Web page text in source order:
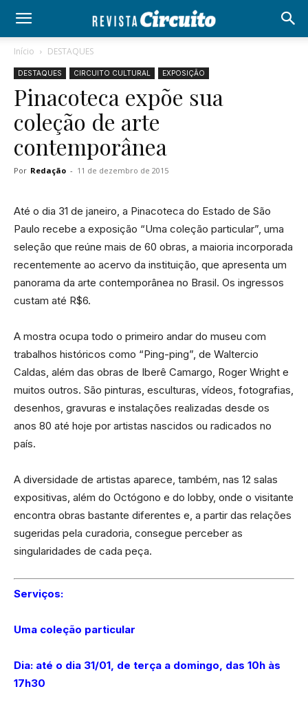
Início DESTAQUES
DESTAQUES CIRCUITO CULTURAL EXPOSIÇÃO
Pinacoteca expõe sua
coleção de arte
contemporânea
Por Redação - 11 de dezembro de 2015
Até o dia 31 de janeiro, a Pinacoteca do Estado de São
Paulo recebe a exposição “Uma coleção particular”, uma
seleção que reúne mais de 60 obras, a maioria incorporada
recentemente ao acervo da instituição, que apresenta um
panorama da arte contemporânea no Brasil. Os ingressos
custam até R$6.
A mostra ocupa todo o primeiro andar do museu com
trabalhos históricos como “Ping-ping”, de Waltercio
Caldas, além das obras de Iberê Camargo, Roger Wright e
muitos outros. São pinturas, esculturas, vídeos, fotografias,
desenhos, gravuras e instalações realizadas desde os
anos 80 até hoje por artistas nascidos ou radicados no
país.
A diversidade de artistas aparece, também, nas 12 salas
expositivas, além do Octógono e do lobby, onde o visitante
encontra obras bastante diferentes e, a partir das relações
sugeridas pela curadoria, consegue perceber as
singularidades de cada peça.
Serviços:
Uma coleção particular
Dia: até o dia 31/01, de terça a domingo, das 10h às
17h30